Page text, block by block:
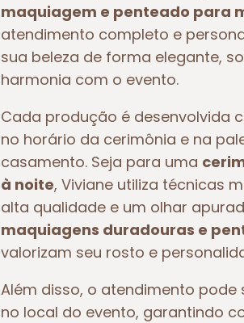
maquiagem e penteado para
atendimento completo e
sua beleza de forma elegante,
harmonia com o evento.
Cada produção é desenvolvida
no horário da cerimônia e na
casamento. Seja para uma
à noite, Viviane utiliza técnicas
alta qualidade e um olhar
maquiagens duradouras e
valorizam seu rosto e
Além disso, o atendimento
no local do evento, garantindo